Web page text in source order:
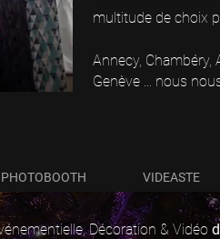
multitude de choix
Annecy, Chambéry,
Genève ... nous
PHOTOBOOTH VIDEASTE
Décoration & Vidéo